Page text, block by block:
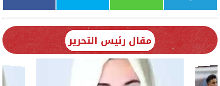
مقال رئيس التحرير